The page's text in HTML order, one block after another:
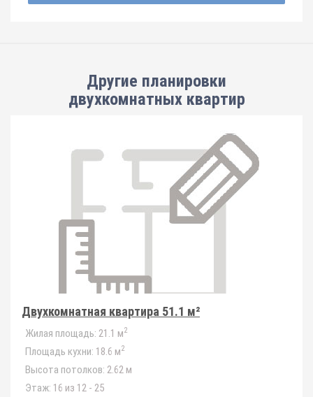
Другие планировки
двухкомнатных квартир
Двухкомнатная квартира 51.1 м²
Жилая площадь: 21.1 м2
Площадь кухни: 18.6 м2
Высота потолков: 2.62 м
Этаж: 16 из 12 - 25